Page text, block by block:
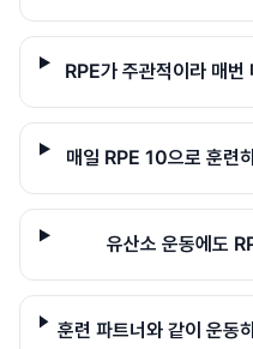
RPE가 주관적이라 매번
매일 RPE 10으로 훈련
유산소 운동에도
훈련 파트너와 같이 운동